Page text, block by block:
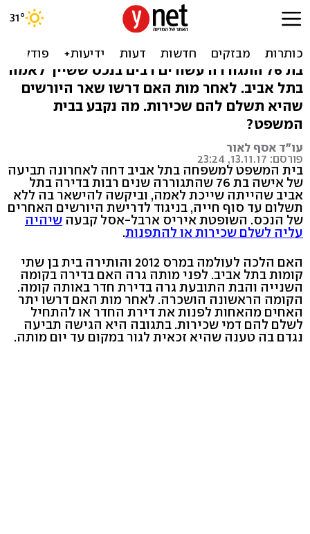
תביעה: סירבה להתפנות
מדירת אמה המנוחה
בת 76 התגוררה עשורים רבים בנכס ששייך לאמה
בתל אביב. לאחר מות האם דרשו שאר היורשים
שהיא תשלם להם שכירות. מה נקבע בבית
המשפט?
עו"ד אסף לאור
פורסם: 13.11.17, 23:24
בית המשפט למשפחה בתל אביב דחה לאחרונה תביעה
של אישה בת 76 שהתגוררה שנים רבות בדירה בתל
אביב שהייתה שייכת לאמה, וביקשה להישאר בה ללא
תשלום עד סוף חייה, בניגוד לדרישת היורשים האחרים
של הנכס. השופטת איריס ארבל-אסל קבעה שיהיה
עליה לשלם שכירות או להתפנות.
האם הלכה לעולמה במרס 2012 והותירה בית בן שתי
קומות בתל אביב. לפני מותה גרה האם בדירה בקומה
השנייה והבת התובעת גרה בדירת חדר באותה קומה.
הקומה הראשונה הושכרה. לאחר מות האם דרשו יתר
האחים מהאחות לפנות את דירת החדר או להתחיל
לשלם להם דמי שכירות. בתגובה היא הגישה תביעה
נגדם בה טענה שהיא זכאית לגור במקום עד יום מותה.